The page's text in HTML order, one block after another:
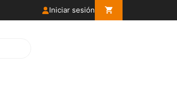
Iniciar sesión